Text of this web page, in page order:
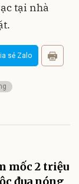
tại nhà
sẻ Zalo
mốc 2 triệu